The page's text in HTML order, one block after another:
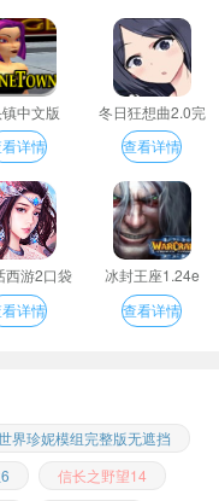
中文版
详情
冬日狂想曲2.0完
整汉化版
查看详情
西游2口袋
版
详情
冰封王座1.24e
查看详情
界珍妮模组完整版无遮挡
信长之野望14